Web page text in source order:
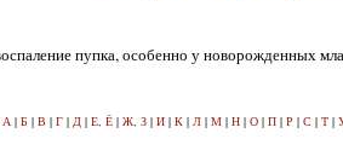
пупка, особенно у новорожденных
А | Б | В | Г | Д | Е, Ё | Ж, З | И | К | Л | М | Н | О | П | Р | С | Т |